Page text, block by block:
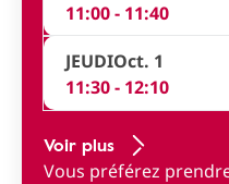
11:00 - 11:40
JEUDIOct. 1
11:30 - 12:10
Voir plus
Vous préférez